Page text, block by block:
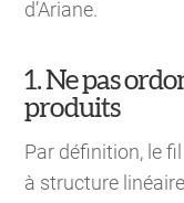
d’Ariane.
1. Ne pas
produits
Par définition, le
à structure